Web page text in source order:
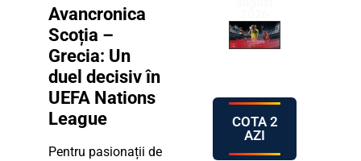
Avancronica
Scoția –
Grecia: Un
duel decisiv în
UEFA Nations
League
Pentru pasionații de
COTA 2
AZI